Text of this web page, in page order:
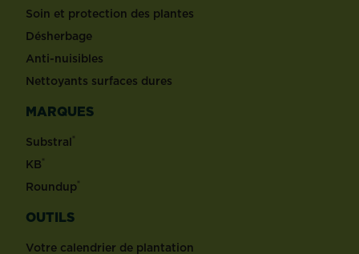
Soin et protection des plantes
Désherbage
Anti-nuisibles
Nettoyants surfaces dures
MARQUES
Substral®
KB®
Roundup®
OUTILS
Votre calendrier de plantation